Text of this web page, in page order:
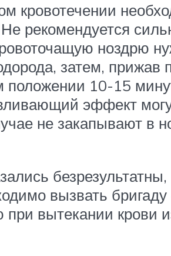
кровотечении
рекомендуется
ноздрю
затем,
положении 10-15
эффект
не закапывают в
вызвать
вытекании крови